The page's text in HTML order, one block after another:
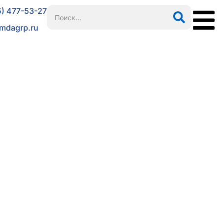
477-53-27